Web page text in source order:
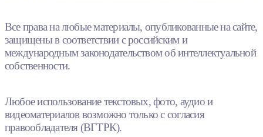
Все права на любые материалы, опубликованные на сайте,
защищены в соответствии с российским и
международным законодательством об интеллектуальной
собственности.
Любое использование текстовых, фото, аудио и
видеоматериалов возможно только с согласия
правообладателя (ВГТРК).